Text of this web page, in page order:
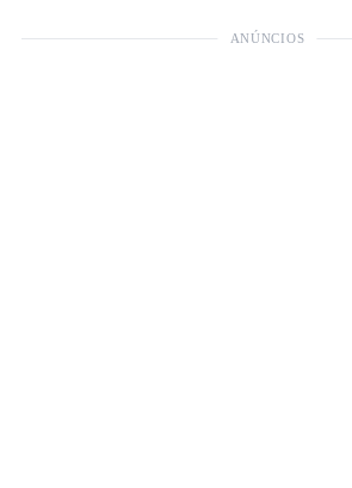
ANÚNCIOS